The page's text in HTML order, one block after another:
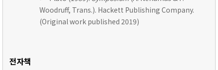
Woodruff, Trans.). Hackett Publishing Company.
(Original work published 2019)
전자책